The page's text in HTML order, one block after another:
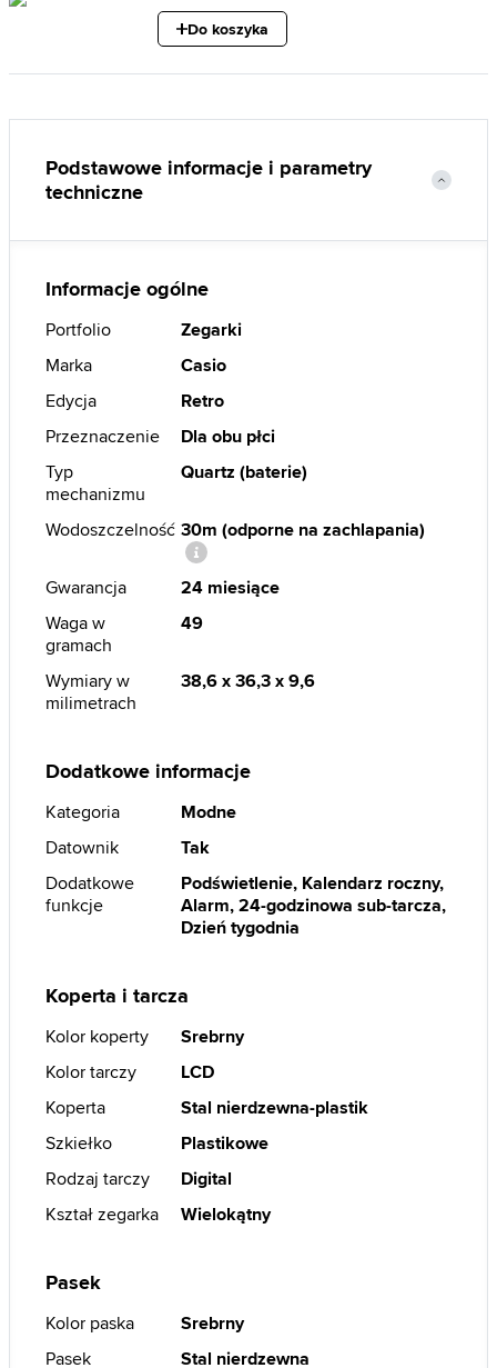
Do koszyka
Podstawowe informacje i parametry
techniczne
Informacje ogólne
Portfolio
Zegarki
Marka
Casio
Edycja
Retro
Przeznaczenie
Dla obu płci
Typ
mechanizmu
Quartz (baterie)
Wodoszczelność 30m (odporne na zachlapania)
Gwarancja
24 miesiące
Waga w
gramach
49
Wymiary w
milimetrach
38,6 x 36,3 x 9,6
Dodatkowe informacje
Kategoria
Modne
Datownik
Tak
Dodatkowe
funkcje
Podświetlenie, Kalendarz roczny,
Alarm, 24-godzinowa sub-tarcza,
Dzień tygodnia
Koperta i tarcza
Kolor koperty
Srebrny
Kolor tarczy
LCD
Koperta
Stal nierdzewna-plastik
Szkiełko
Plastikowe
Rodzaj tarczy
Digital
Kształ zegarka
Wielokątny
Pasek
Kolor paska
Srebrny
Pasek
Stal nierdzewna